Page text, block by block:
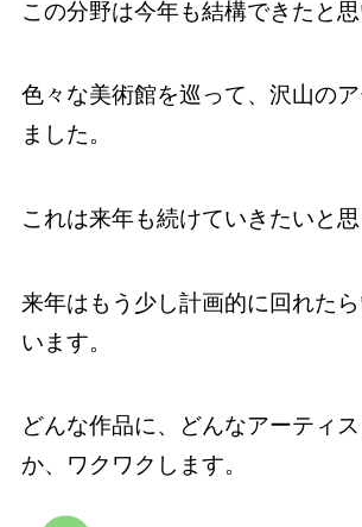
この分野は今年も結構できたと思
色々な美術館を巡って、沢山の
ました。
これは来年も続けていきたいと思
来年はもう少し計画的に回れた
います。
どんな作品に、どんなアーティ
か、ワクワクします。